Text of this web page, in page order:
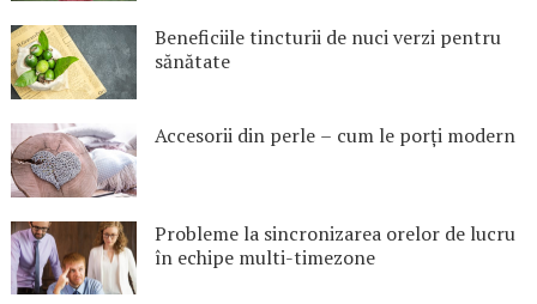
Beneficiile tincturii de nuci verzi pentru
sănătate
Accesorii din perle – cum le porți modern
Probleme la sincronizarea orelor de lucru
în echipe multi-timezone